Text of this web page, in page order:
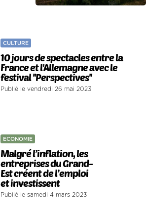
CULTURE
10 jours de spectacles entre la
France et l'Allemagne avec le
festival ''Perspectives''
Publié le vendredi 26 mai 2023
ECONOMIE
Malgré l’inflation, les
entreprises du Grand-
Est créent de l’emploi
et investissent
Publié le samedi 4 mars 2023